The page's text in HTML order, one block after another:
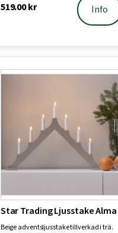
519.00kr Info
Star Trading Ljusstake Alma
Beige adventsljusstake tillverkad i trä.